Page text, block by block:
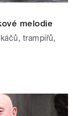
melodie
trampířů,